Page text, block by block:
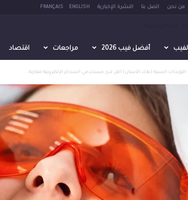
من نحن اتصل بنا النشرة الإخبارية ENGLISH
FRANÇAIS
a
p
g
o
اقتصاد مراجعات أفضل فيب 2026
اللويحات السنية (بلاك الأسنان) أقل لدى مستخدمي السجائر الإلكترونية مقارنة...